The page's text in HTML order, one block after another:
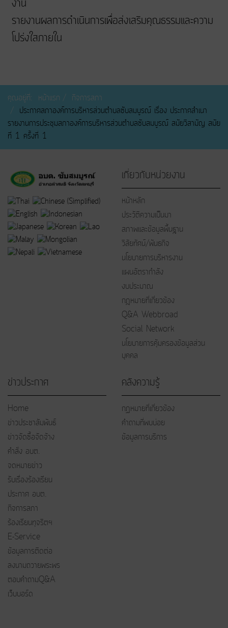
งาน
รายงานผลการดำเนินการเพื่อส่งเสริมคุณธรรมและความ
โปร่งใสภายใน
คุณอยู่ที่: หน้าแรก
กิจการสภา
ประกาศสภาองค์การบริหารส่วนตำบลซับสมบูรณ์ เรื่อง ประกาศสำเนา
รายงานการประชุมสภาองค์การบริหารส่วนตำบลซับสมบูรณ์ สมัยวิสามัญ สมัย
ที่ 1 ครั้งที่ 1
เกี่ยวกับหน่วยงาน
หน้าหลัก
ประวัติความเป็นมา
สภาพและข้อมูลพื้นฐาน
วิสัยทัศน์/พันธกิจ
นโยบายการบริหารงาน
แผนอัตรากำลัง
งบประมาณ
กฎหมายที่เกี่ยวข้อง
Q&A Webbroad
Social Network
นโยบายการคุ้มครองข้อมูลส่วน
บุคคล
ข่าวประกาศ
Home
ข่าวประชาสัมพันธ์
ข่าวจัดซื้อจัดจ้าง
คำสั่ง อบต.
จดหมายข่าว
รับเรื่องร้องเรียน
ประกาศ อบต.
กิจการสภา
ร้องเรียนทุจริตฯ
E-Service
ข้อมูลการติดต่อ
ลงนามถวายพระพร
ตอบคำถามQ&A
เว็บบอร์ด
คลังความรู้
กฏหมายที่เกี่ยวข้อง
คำถามที่พบบ่อย
ข้อมูลการบริการ